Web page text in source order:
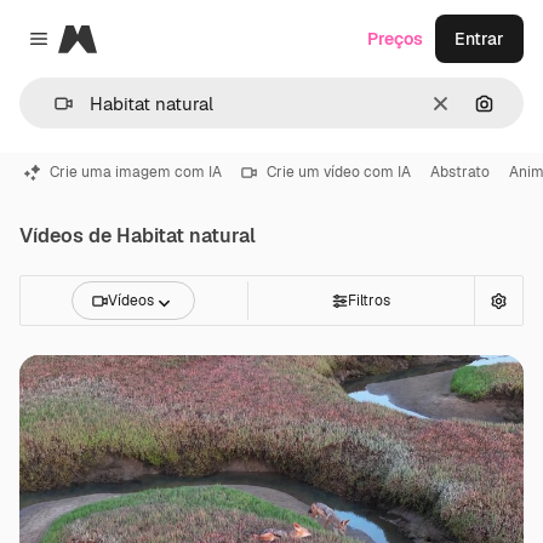
Close menu
Magnific
Limpar
Preços Entrar
Crie uma imagem com IA Crie um vídeo com IA Abstrato
Vídeos de Habitat natural
Vídeos Filtros